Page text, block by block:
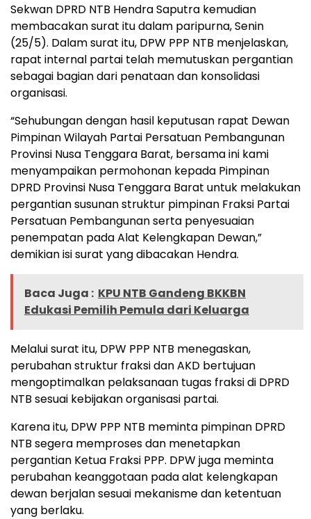
Sekwan DPRD NTB Hendra Saputra kemudian
membacakan surat itu dalam paripurna, Senin
(25/5). Dalam surat itu, DPW PPP NTB menjelaskan,
rapat internal partai telah memutuskan pergantian
sebagai bagian dari penataan dan konsolidasi
organisasi.
“Sehubungan dengan hasil keputusan rapat Dewan
Pimpinan Wilayah Partai Persatuan Pembangunan
Provinsi Nusa Tenggara Barat, bersama ini kami
menyampaikan permohonan kepada Pimpinan
DPRD Provinsi Nusa Tenggara Barat untuk melakukan
pergantian susunan struktur pimpinan Fraksi Partai
Persatuan Pembangunan serta penyesuaian
penempatan pada Alat Kelengkapan Dewan,”
demikian isi surat yang dibacakan Hendra.
Baca Juga : KPU NTB Gandeng BKKBN
Edukasi Pemilih Pemula dari Keluarga
Melalui surat itu, DPW PPP NTB menegaskan,
perubahan struktur fraksi dan AKD bertujuan
mengoptimalkan pelaksanaan tugas fraksi di DPRD
NTB sesuai kebijakan organisasi partai.
Karena itu, DPW PPP NTB meminta pimpinan DPRD
NTB segera memproses dan menetapkan
pergantian Ketua Fraksi PPP. DPW juga meminta
perubahan keanggotaan pada alat kelengkapan
dewan berjalan sesuai mekanisme dan ketentuan
yang berlaku.